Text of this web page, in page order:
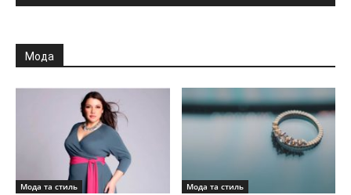
Мода
Мода та стиль Мода та стиль